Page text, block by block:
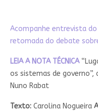
Acompanhe entrevista
retomada do debate
LEIA A NOTA TÉCNICA
os sistemas de
Nuno Rabat
Texto:Carolina Nogueira